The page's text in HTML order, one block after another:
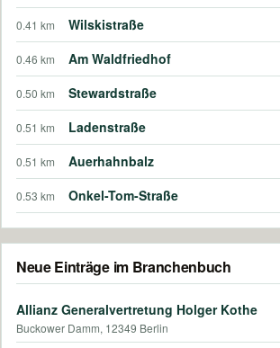
0.41 km Wilskistraße
0.46 km Am Waldfriedhof
0.50 km Stewardstraße
0.51 km Ladenstraße
0.51 km Auerhahnbalz
0.53 km Onkel-Tom-Straße
Neue Einträge im Branchenbuch
Allianz Generalvertretung Holger Kothe
Buckower Damm, 12349 Berlin